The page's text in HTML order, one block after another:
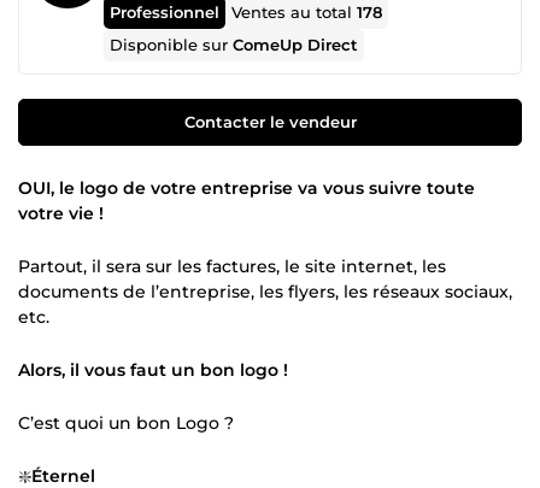
Professionnel Ventes au total178
Disponible surComeUp Direct
Contacter le vendeur
OUI, le logo de votre entreprise va vous suivre toute
votre vie !
Partout, il sera sur les factures, le site internet, les
documents de l’entreprise, les flyers, les réseaux sociaux,
etc.
Alors, il vous faut un bon logo !
C’est quoi un bon Logo ?
❇️Éternel